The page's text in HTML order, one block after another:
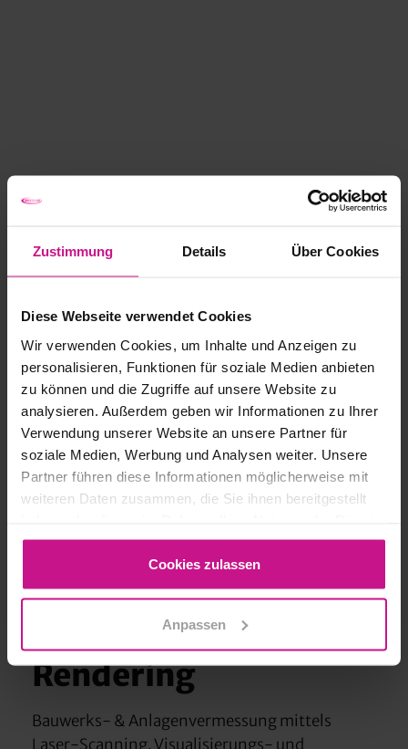
Zustimmung Details Über Cookies
Diese Webseite verwendet Cookies
Wir verwenden Cookies, um Inhalte und Anzeigen zu
personalisieren, Funktionen für soziale Medien anbieten
zu können und die Zugriffe auf unsere Website zu
analysieren. Außerdem geben wir Informationen zu Ihrer
Verwendung unserer Website an unsere Partner für
soziale Medien, Werbung und Analysen weiter. Unsere
Partner führen diese Informationen möglicherweise mit
weiteren Daten zusammen, die Sie ihnen bereitgestellt
gesammelt haben.
Cookies zulassen
Anpassen
Objekte vermessen, visualisieren &
Architektur, BIM,
Rendering
Bauwerks- & Anlagenvermessung mittels
Laser-Scanning. Visualisierungs- und